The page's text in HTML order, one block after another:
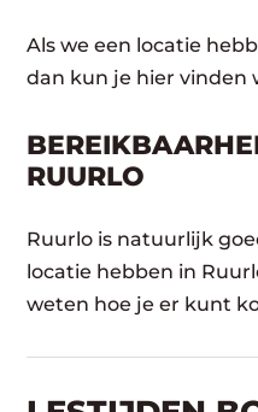
Als we een locatie
dan kun je hier vinden
RUURLO
Ruurlo is natuurlijk
locatie hebben in
weten hoe je er kunt